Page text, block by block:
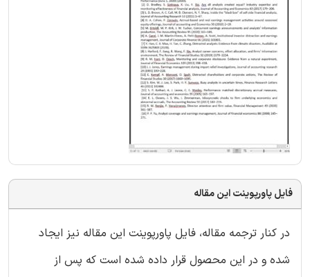
فایل پاورپوینت این مقاله
در کنار ترجمه مقاله، فایل پاورپوینت این مقاله نیز ایجاد
شده و در این محصول قرار داده شده است که پس از